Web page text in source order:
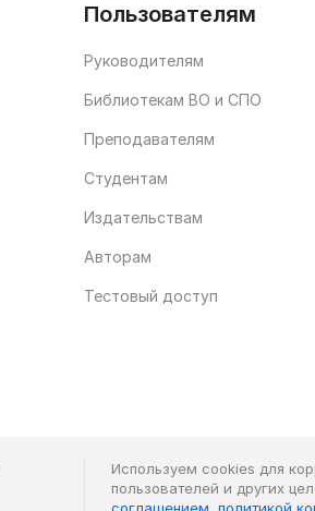
Пользователям
Руководителям
Библиотекам ВО и СПО
Преподавателям
Студентам
Издательствам
Авторам
Тестовый доступ
Используем cookies для
пользователей и других